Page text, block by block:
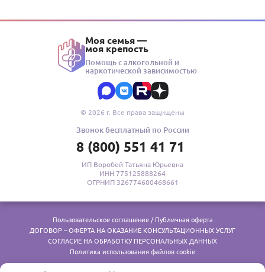
Моя семья —
моя крепость
Помощь с алкогольной и
наркотической зависимостью
© 2026 г. Все права защищены
Звонок бесплатный по России
8 (800) 551 41 71
ИП Воробей Татьяна Юрьевна
ИНН 775125888264
ОГРНИП 326774600468661
Пользовательское соглашение / Публичная оферта
ДОГОВОР – ОФЕРТА НА ОКАЗАНИЕ КОНСУЛЬТАЦИОННЫХ УСЛУГ
СОГЛАСИЕ НА ОБРАБОТКУ ПЕРСОНАЛЬНЫХ ДАННЫХ
Политика использования файлов cookie